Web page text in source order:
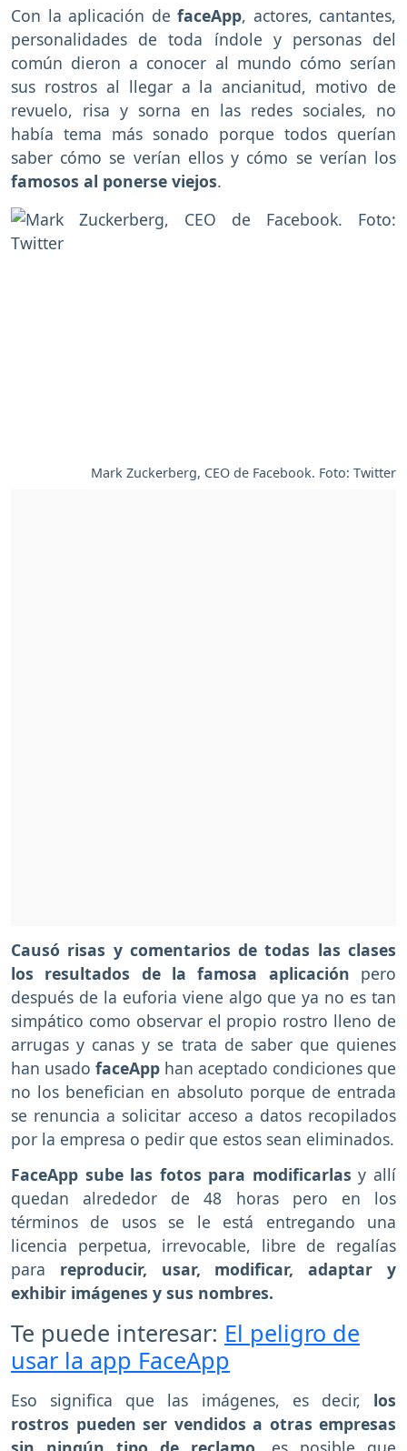
Con la aplicación de faceApp, actores, cantantes,
personalidades de toda índole y personas del
común dieron a conocer al mundo cómo serían
sus rostros al llegar a la ancianitud, motivo de
revuelo, risa y sorna en las redes sociales, no
había tema más sonado porque todos querían
saber cómo se verían ellos y cómo se verían los
famosos al ponerse viejos.
Mark Zuckerberg, CEO de Facebook. Foto: Twitter
Causó risas y comentarios de todas las clases
los resultados de la famosa aplicación pero
después de la euforia viene algo que ya no es tan
simpático como observar el propio rostro lleno de
arrugas y canas y se trata de saber que quienes
han usado faceApp han aceptado condiciones que
no los benefician en absoluto porque de entrada
se renuncia a solicitar acceso a datos recopilados
por la empresa o pedir que estos sean eliminados.
FaceApp sube las fotos para modificarlas y allí
quedan alrededor de 48 horas pero en los
términos de usos se le está entregando una
licencia perpetua, irrevocable, libre de regalías
para reproducir, usar, modificar, adaptar y
exhibir imágenes y sus nombres.
Te puede interesar: El peligro de
usar la app FaceApp
Eso significa que las imágenes, es decir, los
rostros pueden ser vendidos a otras empresas